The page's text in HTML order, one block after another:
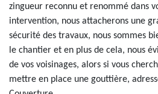
zingueur reconnu et renommé dans
intervention, nous attacherons une
sécurité des travaux, nous sommes
le chantier et en plus de cela, nous
de vos voisinages, alors si vous
mettre en place une gouttière,